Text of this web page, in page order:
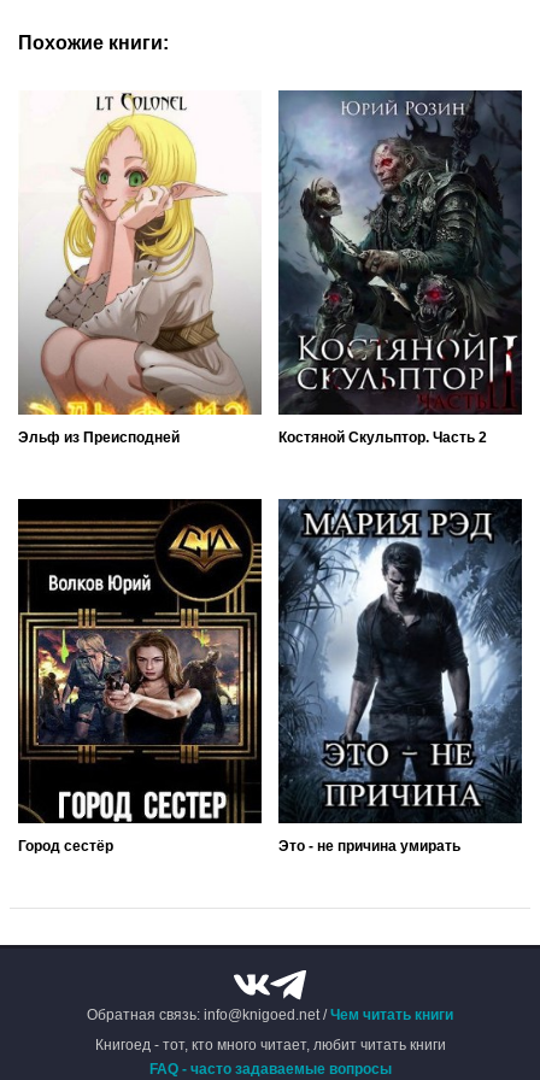
Похожие книги:
Эльф из Преисподней Костяной Скульптор. Часть 2
Город сестёр Это - не причина умирать
Обратная связь: info@knigoed.net /Чем читать книги
Книгоед - тот, кто много читает, любит читать книги
FAQ - часто задаваемые вопросы